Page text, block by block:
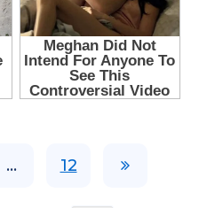
... 12